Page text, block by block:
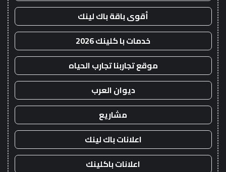
أقوى باقة باك لينك
خدمات با كلينك 2026
موقع تجاربنا تجارب الحياه
ديوان العرب
مشاريع
اعلانات باك لينك
اعلانات باكلينك